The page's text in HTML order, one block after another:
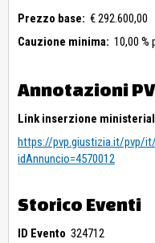
Prezzo base: € 292.600,00
Cauzione minima: 10,00
Annotazioni
Link inserzione
https://pvp.giustizia.it/pvp/
idAnnuncio=4570012
Storico Eventi
ID Evento 324712